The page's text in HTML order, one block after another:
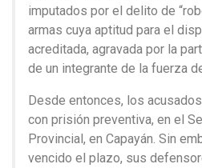
imputados por el delito de
armas cuya aptitud para el
acreditada, agravada por la
de un integrante de la fuerza
Desde entonces, los
con prisión preventiva, en el
Provincial, en Capayán. Sin
vencido el plazo, sus